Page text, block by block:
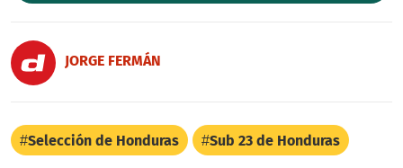
JORGE FERMÁN
Selección de Honduras Sub 23 de Honduras